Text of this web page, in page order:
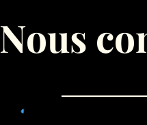
Nous